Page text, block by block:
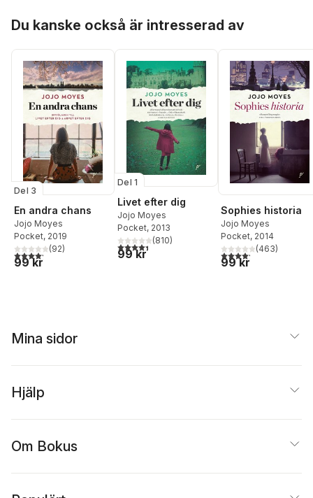
Du kanske också är intresserad av
Del 3
En andra chans
Jojo Moyes
Pocket, 2019
4,2utav 5 stjärnor. Totalt antal röster:
(92)
99 kr
Del 1
Livet efter dig
Jojo Moyes
Pocket, 2013
4,4utav 5 stjärnor. Totalt antal röster:
(810)
99 kr
Sophies historia
Jojo Moyes
Pocket, 2014
4,2utav 5 stjärnor.
(463)
99 kr
Mina sidor
Hjälp
Om Bokus